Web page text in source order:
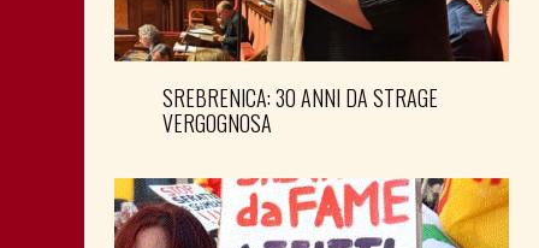
SREBRENICA: 30 ANNI DA STRAGE
VERGOGNOSA